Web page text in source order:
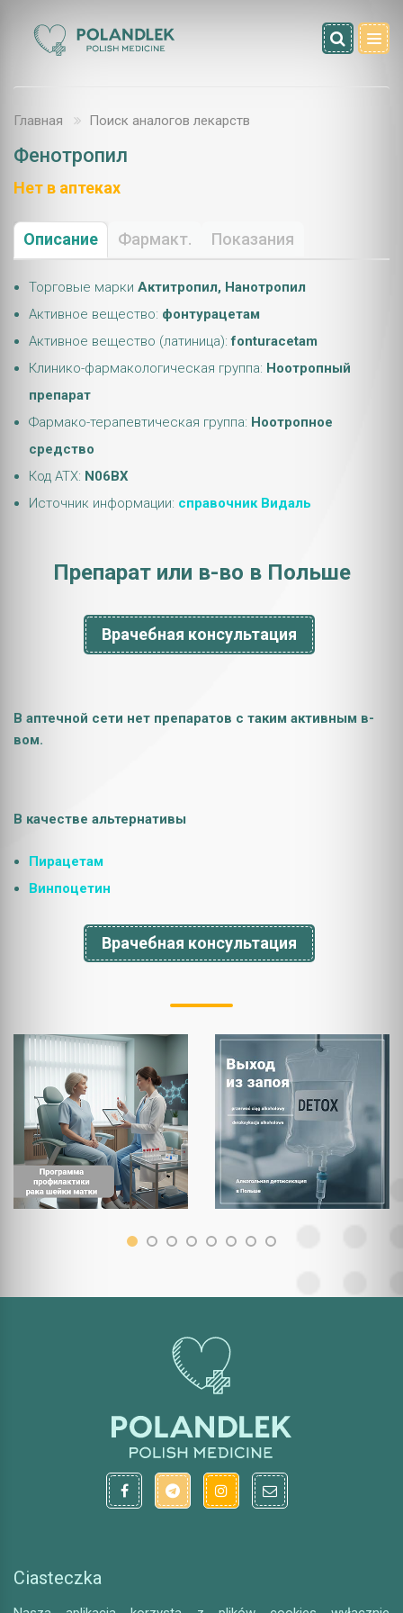
Главная Поиск аналогов лекарств
Фенотропил
Нет в аптеках
Описание Фармакт. Показания
Торговые марки Актитропил, Нанотропил
Активное вещество: фонтурацетам
Активное вещество (латиница):fonturacetam
Клинико-фармакологическая группа: Ноотропный
препарат
Фармако-терапевтическая группа: Ноотропное
средство
Код АТХ: N06BX
Источник информации: справочник Видаль
Препарат или в-во в Польше
Врачебная консультация
В аптечной сети нет препаратов с таким активным в-
вом.
В качестве альтернативы
Пиpaцетам
Bинпoцетин
Врачебная консультация
Ciasteczka